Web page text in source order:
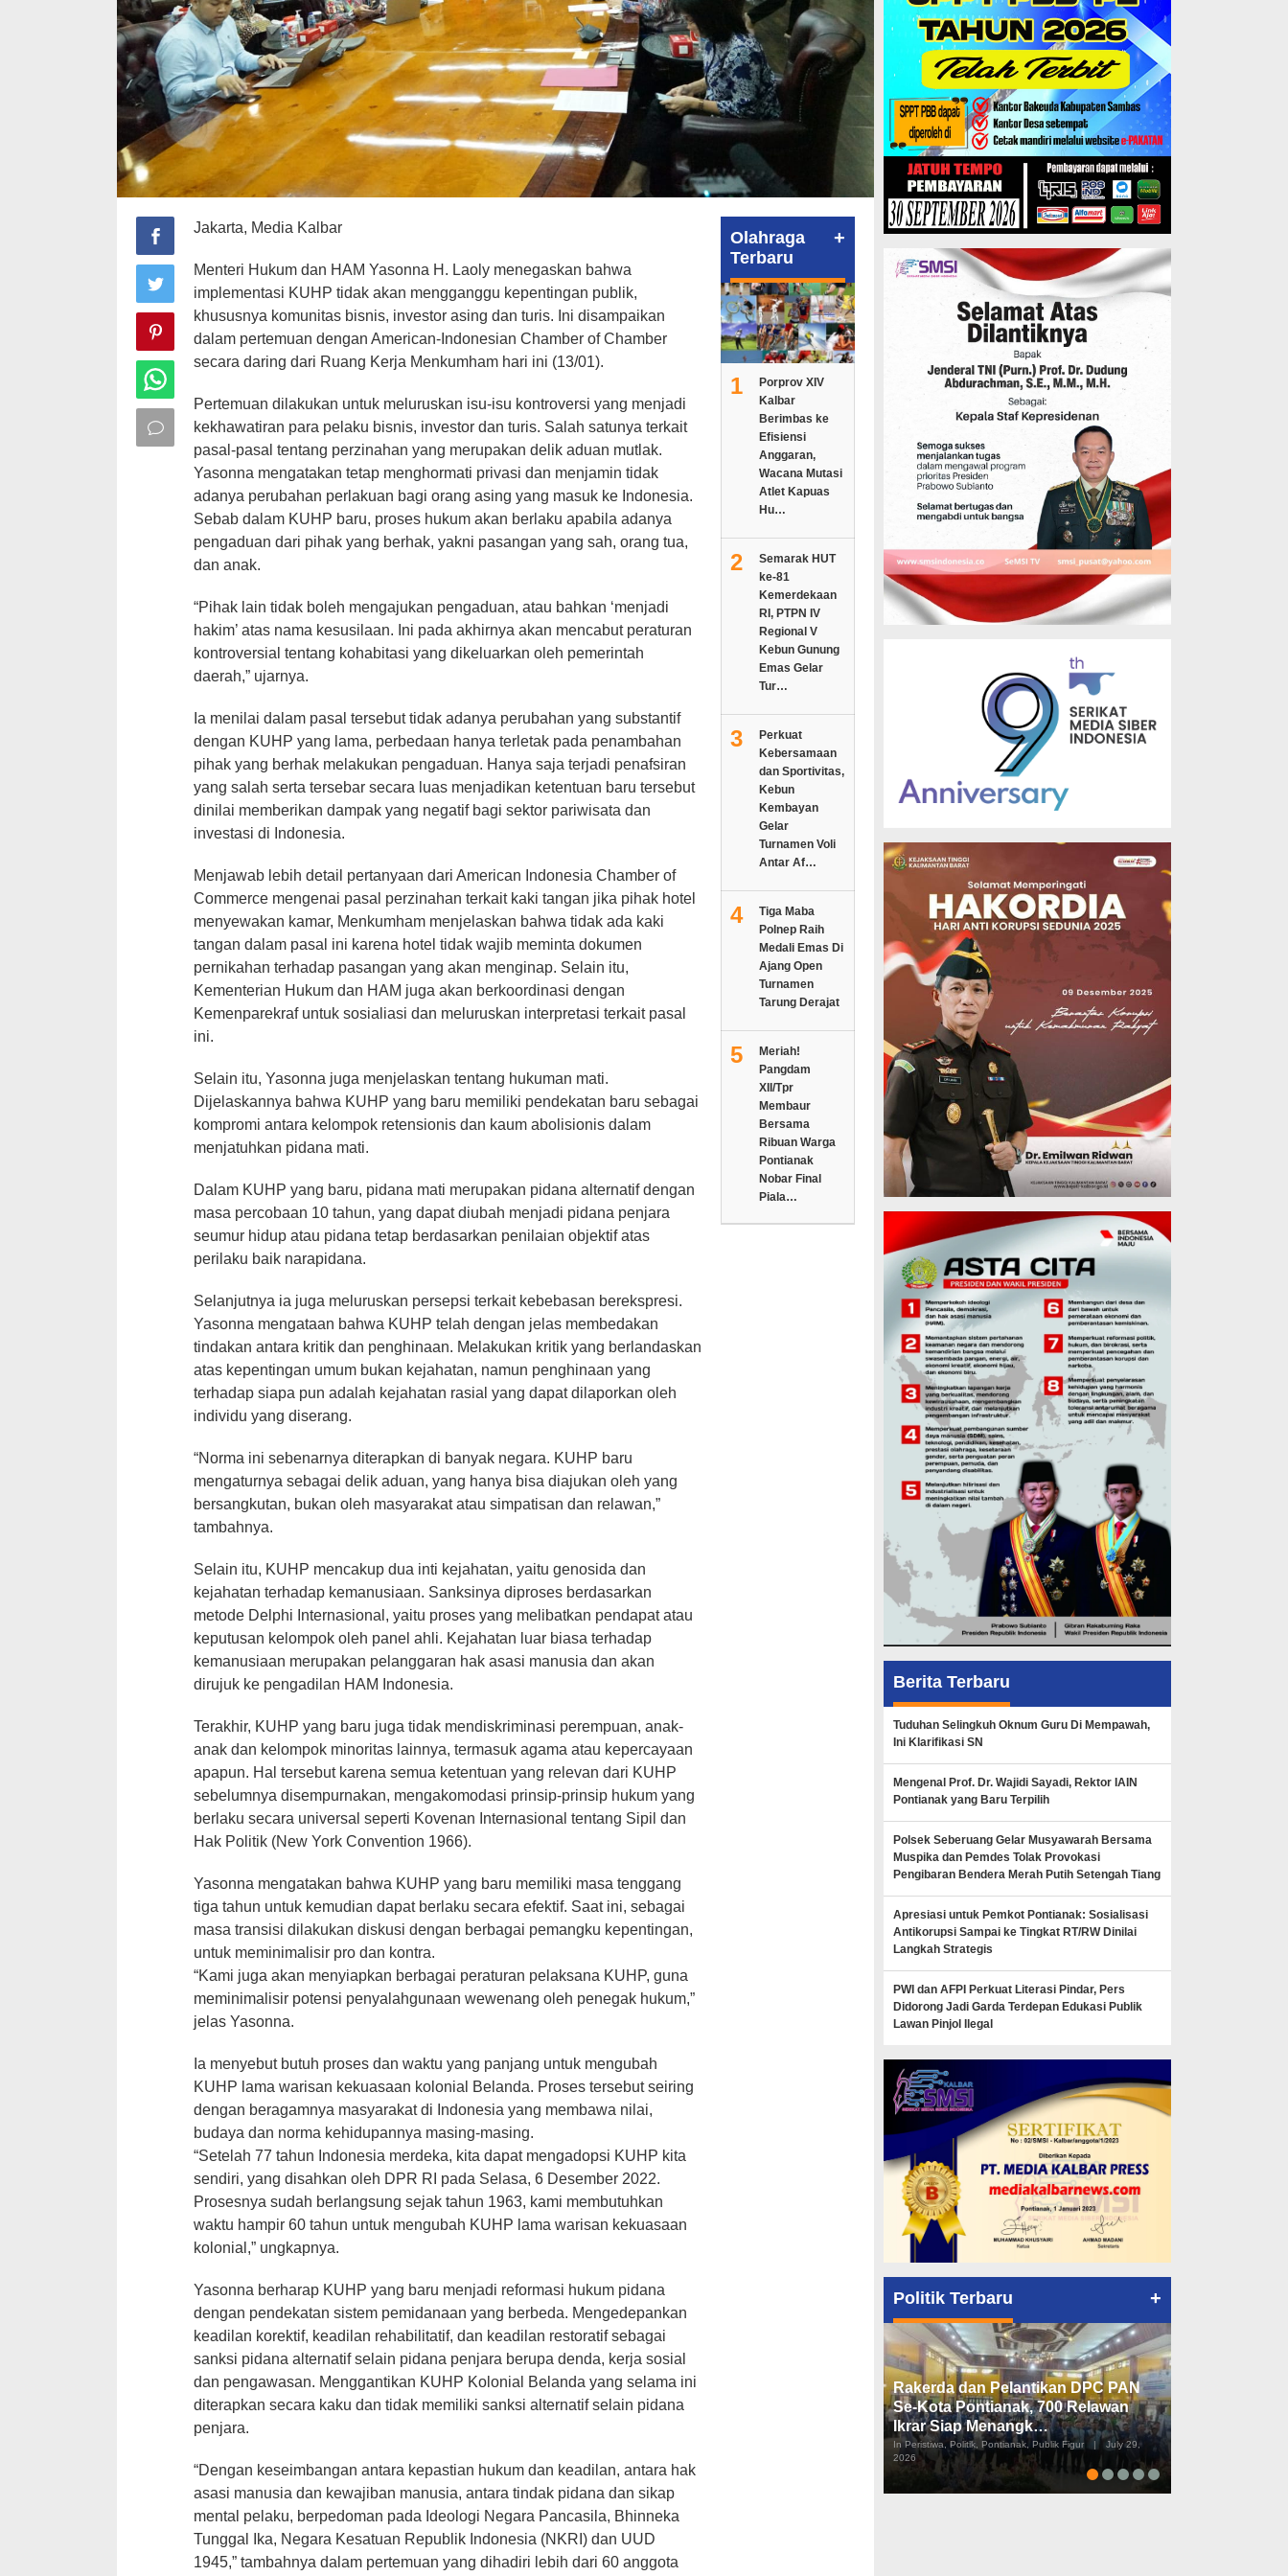
Jakarta, Media Kalbar
Menteri Hukum dan HAM Yasonna H. Laoly menegaskan bahwa
implementasi KUHP tidak akan mengganggu kepentingan publik,
khususnya komunitas bisnis, investor asing dan turis. Ini disampaikan
dalam pertemuan dengan American-Indonesian Chamber of Chamber
secara daring dari Ruang Kerja Menkumham hari ini (13/01).
Pertemuan dilakukan untuk meluruskan isu-isu kontroversi yang menjadi
kekhawatiran para pelaku bisnis, investor dan turis. Salah satunya terkait
pasal-pasal tentang perzinahan yang merupakan delik aduan mutlak.
Yasonna mengatakan tetap menghormati privasi dan menjamin tidak
adanya perubahan perlakuan bagi orang asing yang masuk ke Indonesia.
Sebab dalam KUHP baru, proses hukum akan berlaku apabila adanya
pengaduan dari pihak yang berhak, yakni pasangan yang sah, orang tua,
dan anak.
“Pihak lain tidak boleh mengajukan pengaduan, atau bahkan ‘menjadi
hakim’ atas nama kesusilaan. Ini pada akhirnya akan mencabut peraturan
kontroversial tentang kohabitasi yang dikeluarkan oleh pemerintah
daerah,” ujarnya.
Ia menilai dalam pasal tersebut tidak adanya perubahan yang substantif
dengan KUHP yang lama, perbedaan hanya terletak pada penambahan
pihak yang berhak melakukan pengaduan. Hanya saja terjadi penafsiran
yang salah serta tersebar secara luas menjadikan ketentuan baru tersebut
dinilai memberikan dampak yang negatif bagi sektor pariwisata dan
investasi di Indonesia.
Menjawab lebih detail pertanyaan dari American Indonesia Chamber of
Commerce mengenai pasal perzinahan terkait kaki tangan jika pihak hotel
menyewakan kamar, Menkumham menjelaskan bahwa tidak ada kaki
tangan dalam pasal ini karena hotel tidak wajib meminta dokumen
pernikahan terhadap pasangan yang akan menginap. Selain itu,
Kementerian Hukum dan HAM juga akan berkoordinasi dengan
Kemenparekraf untuk sosialiasi dan meluruskan interpretasi terkait pasal
ini.
Selain itu, Yasonna juga menjelaskan tentang hukuman mati.
Dijelaskannya bahwa KUHP yang baru memiliki pendekatan baru sebagai
kompromi antara kelompok retensionis dan kaum abolisionis dalam
menjatuhkan pidana mati.
Dalam KUHP yang baru, pidana mati merupakan pidana alternatif dengan
masa percobaan 10 tahun, yang dapat diubah menjadi pidana penjara
seumur hidup atau pidana tetap berdasarkan penilaian objektif atas
perilaku baik narapidana.
Selanjutnya ia juga meluruskan persepsi terkait kebebasan berekspresi.
Yasonna mengataan bahwa KUHP telah dengan jelas membedakan
tindakan antara kritik dan penghinaan. Melakukan kritik yang berlandaskan
atas kepentingan umum bukan kejahatan, namun penghinaan yang
terhadap siapa pun adalah kejahatan rasial yang dapat dilaporkan oleh
individu yang diserang.
“Norma ini sebenarnya diterapkan di banyak negara. KUHP baru
mengaturnya sebagai delik aduan, yang hanya bisa diajukan oleh yang
bersangkutan, bukan oleh masyarakat atau simpatisan dan relawan,”
tambahnya.
Selain itu, KUHP mencakup dua inti kejahatan, yaitu genosida dan
kejahatan terhadap kemanusiaan. Sanksinya diproses berdasarkan
metode Delphi Internasional, yaitu proses yang melibatkan pendapat atau
keputusan kelompok oleh panel ahli. Kejahatan luar biasa terhadap
kemanusiaan merupakan pelanggaran hak asasi manusia dan akan
dirujuk ke pengadilan HAM Indonesia.
Terakhir, KUHP yang baru juga tidak mendiskriminasi perempuan, anak-
anak dan kelompok minoritas lainnya, termasuk agama atau kepercayaan
apapun. Hal tersebut karena semua ketentuan yang relevan dari KUHP
sebelumnya disempurnakan, mengakomodasi prinsip-prinsip hukum yang
berlaku secara universal seperti Kovenan Internasional tentang Sipil dan
Hak Politik (New York Convention 1966).
Yasonna mengatakan bahwa KUHP yang baru memiliki masa tenggang
tiga tahun untuk kemudian dapat berlaku secara efektif. Saat ini, sebagai
masa transisi dilakukan diskusi dengan berbagai pemangku kepentingan,
untuk meminimalisir pro dan kontra.
“Kami juga akan menyiapkan berbagai peraturan pelaksana KUHP, guna
meminimalisir potensi penyalahgunaan wewenang oleh penegak hukum,”
jelas Yasonna.
Ia menyebut butuh proses dan waktu yang panjang untuk mengubah
KUHP lama warisan kekuasaan kolonial Belanda. Proses tersebut seiring
dengan beragamnya masyarakat di Indonesia yang membawa nilai,
budaya dan norma kehidupannya masing-masing.
“Setelah 77 tahun Indonesia merdeka, kita dapat mengadopsi KUHP kita
sendiri, yang disahkan oleh DPR RI pada Selasa, 6 Desember 2022.
Prosesnya sudah berlangsung sejak tahun 1963, kami membutuhkan
waktu hampir 60 tahun untuk mengubah KUHP lama warisan kekuasaan
kolonial,” ungkapnya.
Yasonna berharap KUHP yang baru menjadi reformasi hukum pidana
dengan pendekatan sistem pemidanaan yang berbeda. Mengedepankan
keadilan korektif, keadilan rehabilitatif, dan keadilan restoratif sebagai
sanksi pidana alternatif selain pidana penjara berupa denda, kerja sosial
dan pengawasan. Menggantikan KUHP Kolonial Belanda yang selama ini
diterapkan secara kaku dan tidak memiliki sanksi alternatif selain pidana
penjara.
“Dengan keseimbangan antara kepastian hukum dan keadilan, antara hak
asasi manusia dan kewajiban manusia, antara tindak pidana dan sikap
mental pelaku, berpedoman pada Ideologi Negara Pancasila, Bhinneka
Tunggal Ika, Negara Kesatuan Republik Indonesia (NKRI) dan UUD
1945,” tambahnya dalam pertemuan yang dihadiri lebih dari 60 anggota
Olahraga
Terbaru
+
1
Porprov XIV
Kalbar
Berimbas ke
Efisiensi
Anggaran,
Wacana Mutasi
Atlet Kapuas
Hu…
2
Semarak HUT
ke-81
Kemerdekaan
RI, PTPN IV
Regional V
Kebun Gunung
Emas Gelar
Tur…
3
Perkuat
Kebersamaan
dan Sportivitas,
Kebun
Kembayan
Gelar
Turnamen Voli
Antar Af…
4
Tiga Maba
Polnep Raih
Medali Emas Di
Ajang Open
Turnamen
Tarung Derajat
5
Meriah!
Pangdam
XII/Tpr
Membaur
Bersama
Ribuan Warga
Pontianak
Nobar Final
Piala…
Berita Terbaru
Tuduhan Selingkuh Oknum Guru Di Mempawah,
Ini Klarifikasi SN
Mengenal Prof. Dr. Wajidi Sayadi, Rektor IAIN
Pontianak yang Baru Terpilih
Polsek Seberuang Gelar Musyawarah Bersama
Muspika dan Pemdes Tolak Provokasi
Pengibaran Bendera Merah Putih Setengah Tiang
Apresiasi untuk Pemkot Pontianak: Sosialisasi
Antikorupsi Sampai ke Tingkat RT/RW Dinilai
Langkah Strategis
PWI dan AFPI Perkuat Literasi Pindar, Pers
Didorong Jadi Garda Terdepan Edukasi Publik
Lawan Pinjol Ilegal
Politik Terbaru +
Rakerda dan Pelantikan DPC PAN
Se-Kota Pontianak, 700 Relawan
Ikrar Siap Menangk…
In Peristiwa, Politik, Pontianak, Publik Figur |
July 29,
2026